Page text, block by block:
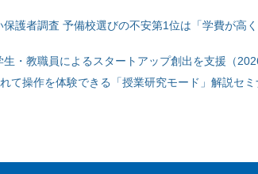
護者調査 予備校選びの不安第1位は「学費が高
・教職員によるスタートアップ創出を支援（
て操作を体験できる「授業研究モード」解説セ